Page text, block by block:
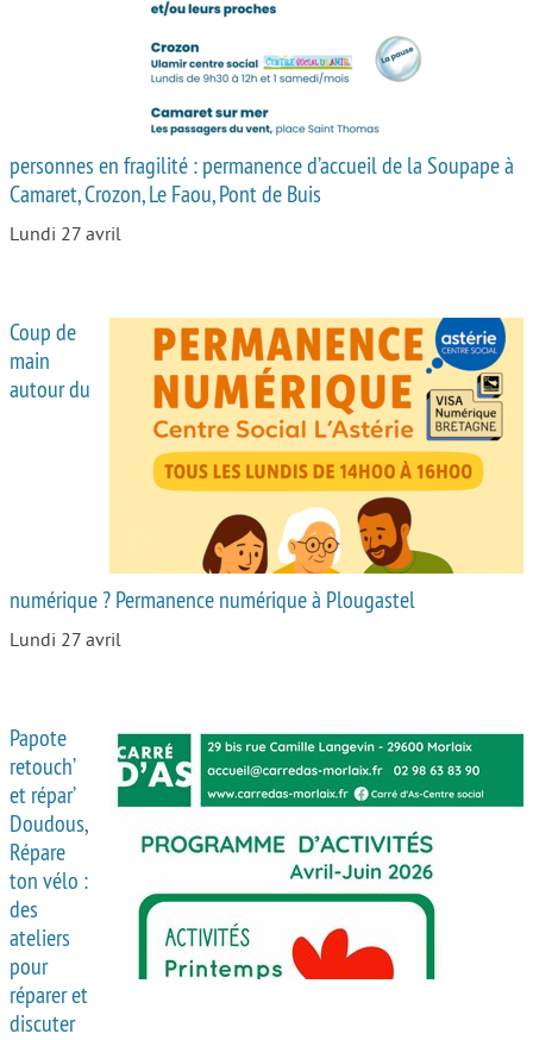
personnes en fragilité : permanence d’accueil de la Soupape à
Camaret, Crozon, Le Faou, Pont de Buis
Lundi 27 avril
Coup de
main
autour du
numérique ? Permanence numérique à Plougastel
Lundi 27 avril
Papote
retouch’
et répar’
Doudous,
Répare
ton vélo :
des
ateliers
pour
réparer et
discuter